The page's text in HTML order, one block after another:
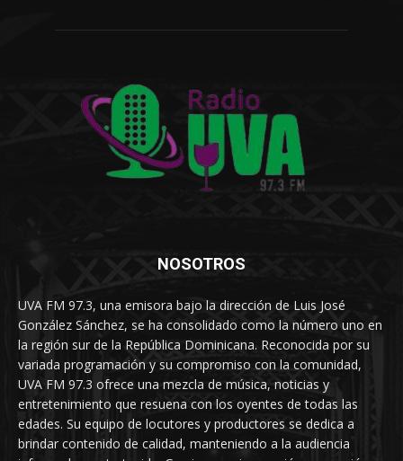
NOSOTROS
UVA FM 97.3, una emisora bajo la dirección de Luis José
González Sánchez, se ha consolidado como la número uno en
la región sur de la República Dominicana. Reconocida por su
variada programación y su compromiso con la comunidad,
UVA FM 97.3 ofrece una mezcla de música, noticias y
entretenimiento que resuena con los oyentes de todas las
edades. Su equipo de locutores y productores se dedica a
brindar contenido de calidad, manteniendo a la audiencia